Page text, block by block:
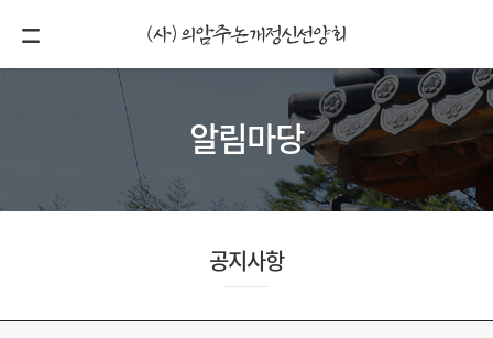
알림마당
공지사항